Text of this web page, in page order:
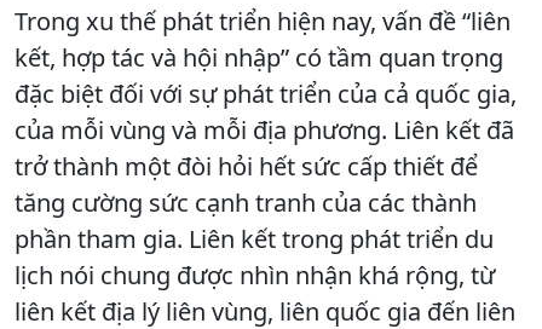
Trong xu thế phát triển hiện nay, vấn đề “liên
kết, hợp tác và hội nhập” có tầm quan trọng
đặc biệt đối với sự phát triển của cả quốc gia,
của mỗi vùng và mỗi địa phương. Liên kết đã
trở thành một đòi hỏi hết sức cấp thiết để
tăng cường sức cạnh tranh của các thành
phần tham gia. Liên kết trong phát triển du
lịch nói chung được nhìn nhận khá rộng, từ
liên kết địa lý liên vùng, liên quốc gia đến liên